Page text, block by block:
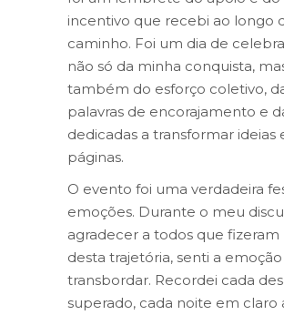
incentivo que recebi ao longo
caminho. Foi um dia de
não só da minha conquista,
também do esforço coletivo,
palavras de encorajamento e
dedicadas a transformar ideias
páginas.
O evento foi uma verdadeira
emoções. Durante o meu
agradecer a todos que fizeram
desta trajetória, senti a emoção
transbordar. Recordei cada
superado, cada noite em claro